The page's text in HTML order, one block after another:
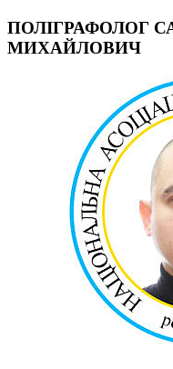
ПОЛІГРАФОЛОГ
МИХАЙЛОВИЧ